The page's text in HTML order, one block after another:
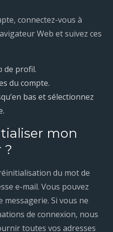
connectez-vous à
Web et suivez ces
de profil.
du compte.
bas et sélectionnez
mon
?
du mot de
e-mail. Vous pouvez
Si vous ne
de connexion, nous
toutes vos adresses